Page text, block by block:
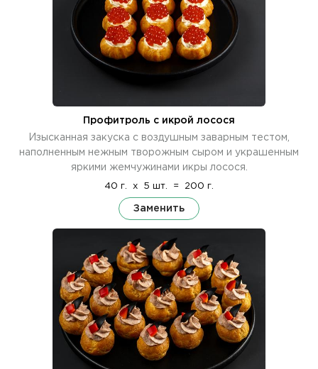
Профитроль с икрой лосося
Изысканная закуска с воздушным заварным тестом,
наполненным нежным творожным сыром и украшенным
яркими жемчужинами икры лосося.
40 г. x 5 шт. = 200 г.
Заменить